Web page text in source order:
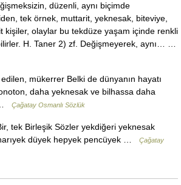
düzenli, aynı biçimde
tek örnek, muttarit, yeknesak, biteviye,
kişiler, olaylar bu tekdüze yaşam içinde renkli
H. Taner 2) zf. Değişmeyerek, aynı… …
mükerrer Belki de dünyanın hayatı
daha yeknesak ve bilhassa daha
…
Çağatay Osmanlı Sözlük
tek Birleşik Sözler yekdiğeri yeknesak
düyek hepyek pencüyek …
Çağatay